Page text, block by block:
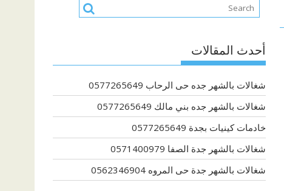
أحدث المقالات
شغالات بالشهر جده حى الرحاب 0577265649
شغالات بالشهر جده بني مالك 0577265649
خادمات كينيات بجدة 0577265649
شغالات بالشهر جدة الصفا 0571400979
شغالات بالشهر جدة حى المروه 0562346904